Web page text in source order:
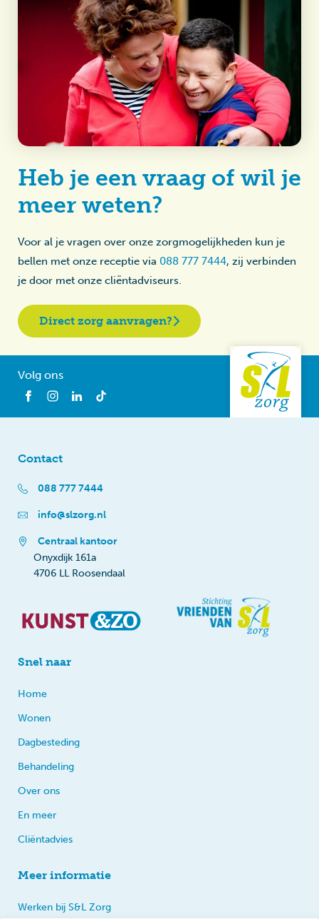
Heb je een vraag of wil je
meer weten?
Voor al je vragen over onze zorgmogelijkheden kun je
bellen met onze receptie via 088 777 7444, zij verbinden
je door met onze cliëntadviseurs.
Direct zorg aanvragen?
Volg ons
Contact
088 777 7444
info@slzorg.nl
Centraal kantoor
Onyxdijk 161a
4706 LL Roosendaal
Snel naar
Home
Wonen
Dagbesteding
Behandeling
Over ons
En meer
Cliëntadvies
Meer informatie
Werken bij S&L Zorg